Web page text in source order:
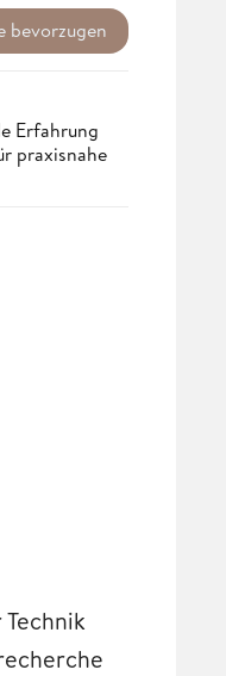
bevorzugen
Erfahrung
praxisnahe